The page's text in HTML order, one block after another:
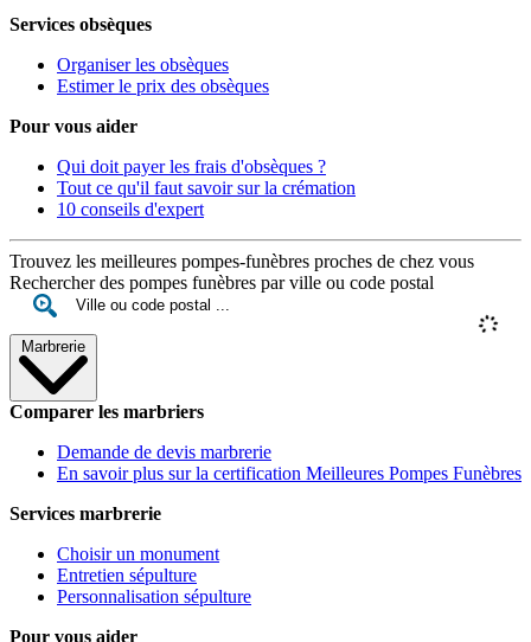
Services obsèques
Organiser les obsèques
Estimer le prix des obsèques
Pour vous aider
Qui doit payer les frais d'obsèques ?
Tout ce qu'il faut savoir sur la crémation
10 conseils d'expert
Trouvez les meilleures pompes-funèbres proches de chez vous
Rechercher des pompes funèbres par ville ou code postal
Marbrerie
Comparer les marbriers
Demande de devis marbrerie
En savoir plus sur la certification Meilleures Pompes Funèbres
Services marbrerie
Choisir un monument
Entretien sépulture
Personnalisation sépulture
Pour vous aider